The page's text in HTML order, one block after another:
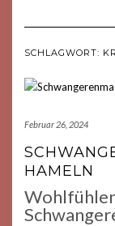
SCHLAGWORT:
Februar 26, 2024
HAMELN